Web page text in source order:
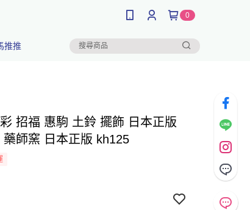
0
推推
招福 惠駒 土鈴 擺飾 日本正版
藥師窯 日本正版 kh125